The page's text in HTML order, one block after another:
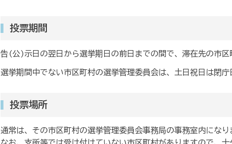
投票期間
告(公)示日の翌日から選挙期日の前日までの間で、滞在先の市区
選挙期間中でない市区町村の選挙管理委員会は、土日祝日は閉庁
投票場所
通常は、その市区町村の選挙管理委員会事務局の事務室内になり